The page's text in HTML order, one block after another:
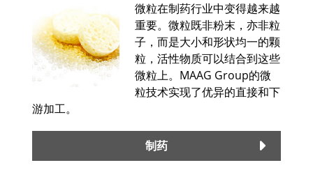
微粒在制药行业中变得越来越
重要。微粒既非粉末，亦非粒
子，而是大小和形状均一的颗
粒，活性物质可以结合到这些
微粒上。MAAG Group的微
粒技术实现了优异的直接和下
游加工。
制药